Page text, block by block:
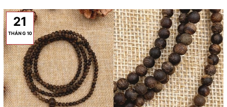
21
THÁNG 10